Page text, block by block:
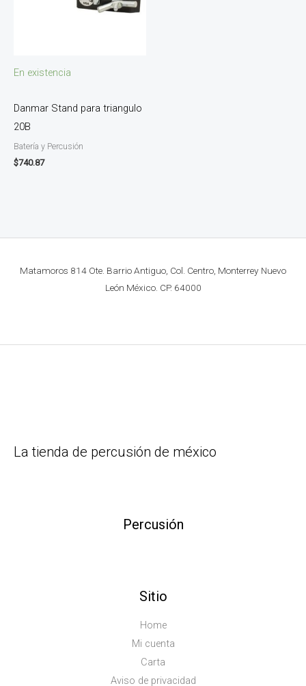
En existencia
Danmar Stand para triangulo
20B
Batería y Percusión
$740.87
Matamoros 814 Ote. Barrio Antiguo, Col. Centro, Monterrey Nuevo
León México. CP. 64000
La tienda de percusión de méxico
Percusión
Sitio
Home
Mi cuenta
Carta
Aviso de privacidad